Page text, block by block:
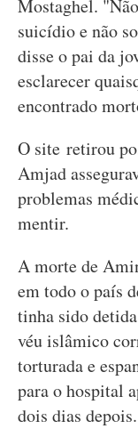
Mostaghel.
suicídio e não
disse o pai da
esclarecer
encontrado
O site retirou
Amjad
problemas
mentir.
A morte de
em todo o país
tinha sido
véu islâmico
torturada e
para o hospital
dois dias depois.